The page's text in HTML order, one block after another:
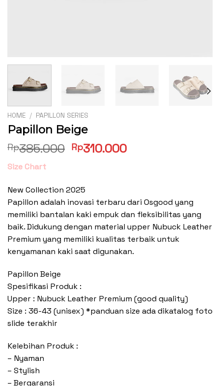
HOME / PAPILLON SERIES
Papillon Beige
Rp385.000 Original
Rp385.000.
Rp310.000Current
Size Chart
New Collection 2025
Papillon adalah inovasi terbaru dari Osgood yang
memiliki bantalan kaki empuk dan fleksibilitas yang
baik. Didukung dengan material upper Nubuck Leather
Premium yang memiliki kualitas terbaik untuk
kenyamanan kaki saat digunakan.
Papillon Beige
Spesifikasi Produk :
Upper : Nubuck Leather Premium (good quality)
Size : 36-43 (unisex) *panduan size ada dikatalog foto
slide terakhir
Kelebihan Produk :
– Nyaman
– Stylish
– Bergaransi